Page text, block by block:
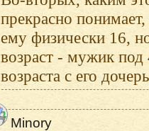
прекрасно
ему физически 16,
возраст - мужик
возраста с его
Minory